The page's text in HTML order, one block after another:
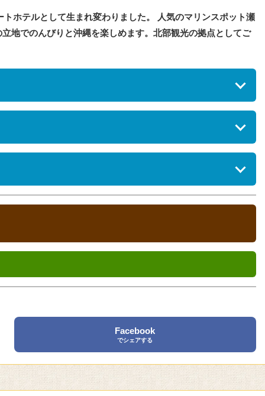
ホテルとして生まれ変わりました。 人気のマリンスポット瀬
地でのんびりと沖縄を楽しめます。北部観光の拠点としてご
転車、クリーニングサービス、マッサージサービス、モーニン
Facebook
でシェアする